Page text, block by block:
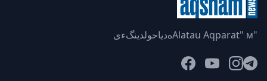
"Alatau Aqparat" мەدياحولدينگءى